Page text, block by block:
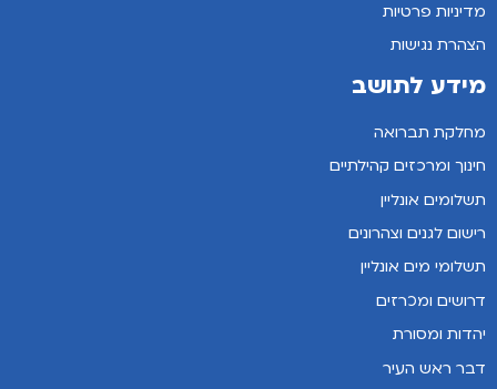
מדיניות פרטיות
הצהרת נגישות
מידע לתושב
מחלקת תברואה
חינוך ומרכזים קהילתיים
תשלומים אונליין
רישום לגנים וצהרונים
תשלומי מים אונליין
דרושים ומכרזים
יהדות ומסורת
דבר ראש העיר